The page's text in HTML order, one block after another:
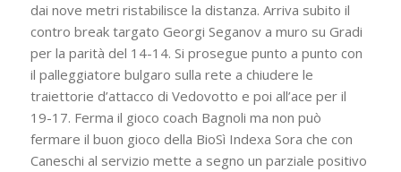
dai nove metri ristabilisce la distanza. Arriva subito il
contro break targato Georgi Seganov a muro su Gradi
per la parità del 14-14. Si prosegue punto a punto con
il palleggiatore bulgaro sulla rete a chiudere le
traiettorie d’attacco di Vedovotto e poi all’ace per il
19-17. Ferma il gioco coach Bagnoli ma non può
fermare il buon gioco della BioSì Indexa Sora che con
Caneschi al servizio mette a segno un parziale positivo